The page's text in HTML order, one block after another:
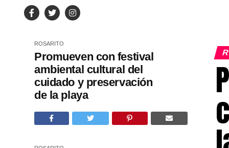
ROSARITO
Promueven con festival
ambiental cultural del
cuidado y preservación
de la playa